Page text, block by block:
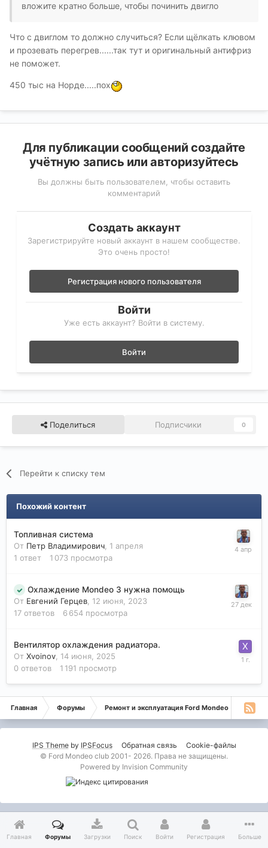
вложите кратно больше, чтобы починить двигло
Что с двиглом то должно случиться? Если щёлкать клювом
и прозевать перегрев......так тут и оригинальный антифриз
не поможет.
450 тыс на Норде.....пох
Для публикации сообщений создайте
учётную запись или авторизуйтесь
Вы должны быть пользователем, чтобы оставить
комментарий
Создать аккаунт
Зарегистрируйте новый аккаунт в нашем сообществе.
Это очень просто!
Регистрация нового пользователя
Войти
Уже есть аккаунт? Войти в систему.
Войти
Поделиться Подписчики 0
Перейти к списку тем
Похожий контент
Топливная система
От Петр Владимирович 1 апреля
1 ответ 1 073 просмотра
Охлаждение Mondeo 3 нужна помощь
От Евгений Герцев 12 июня, 2023
17 ответов 6 654 просмотра
Вентилятор охлаждения радиатора.
От Xvoinov 14 июня, 2025
0 ответов 1 191 просмотр
Главная Форумы Ремонт и эксплуатация Ford Mondeo
IPS Themeby IPSFocus Обратная связь
Cookie-файлы
© Ford Mondeo club 2001- 2026. Права не защищены.
Powered by Invision Community
Главная Форумы Загрузки Поиск Войти Регистрация Больше